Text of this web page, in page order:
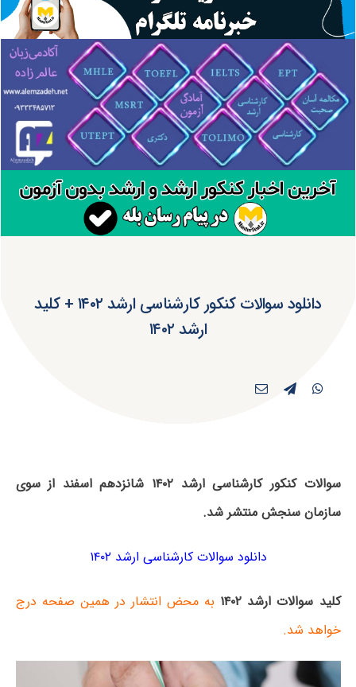
دانلود سوالات کنکور کارشناسی ارشد ۱۴۰۲ + کلید
ارشد ۱۴۰۲
سوالات کنکور کارشناسی ارشد ۱۴۰۲ شانزدهم اسفند از سوی
سازمان سنجش منتشر شد.
دانلود سوالات کارشناسی ارشد ۱۴۰۲
کلید سوالات ارشد ۱۴۰۲
به محض انتشار در همین صفحه درج
خواهد شد.